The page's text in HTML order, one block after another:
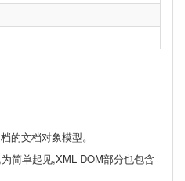
的文档对象模型。
简单起见,XML DOM部分也包含